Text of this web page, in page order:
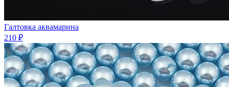
Галтовка аквамарина
210 ₽